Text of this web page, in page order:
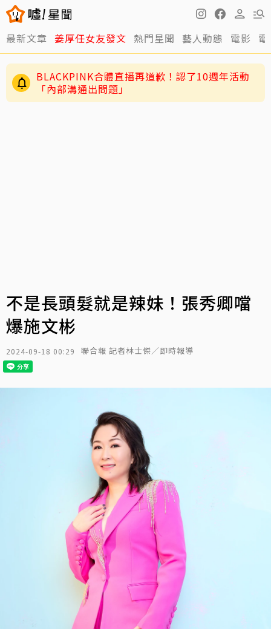
最新文章 姜厚任女友發文 熱門星聞 藝人動態 電影
BLACKPINK合體直播再道歉！認了10週年活動
「內部溝通出問題」
不是長頭髮就是辣妹！張秀卿噹
爆施文彬
2024-09-18 00:29 聯合報 記者林士傑／即時報導